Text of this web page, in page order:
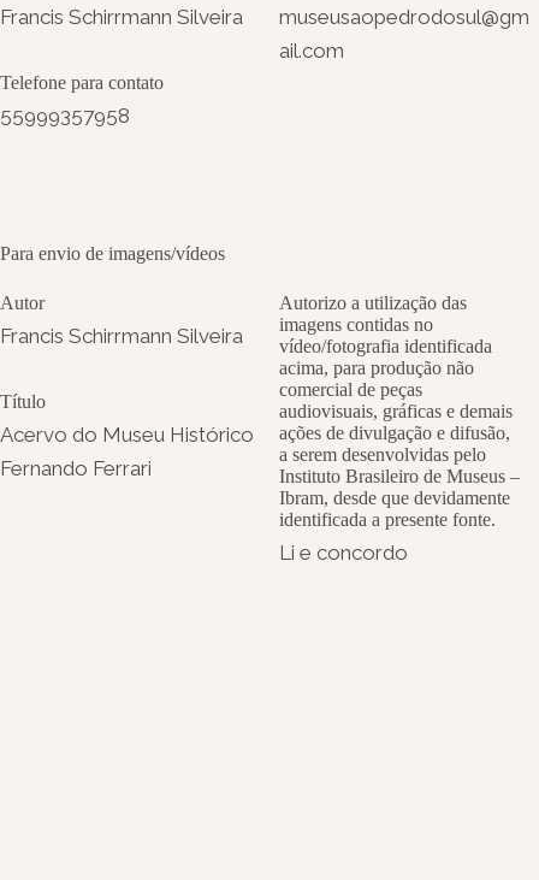
Francis Schirrmann Silveira
Telefone para contato
55999357958
museusaopedrodosul@gm
ail.com
Para envio de imagens/vídeos
Autor
Francis Schirrmann Silveira
Título
Acervo do Museu Histórico
Fernando Ferrari
Autorizo a utilização das
imagens contidas no
vídeo/fotografia identificada
acima, para produção não
comercial de peças
audiovisuais, gráficas e demais
ações de divulgação e difusão,
a serem desenvolvidas pelo
Instituto Brasileiro de Museus –
Ibram, desde que devidamente
identificada a presente fonte.
Li e concordo